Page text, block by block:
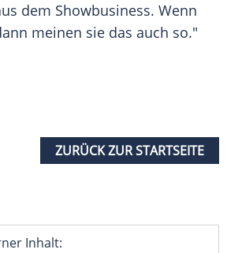
dem Showbusiness. Wenn
meinen sie das auch so."
ZURÜCK ZUR STARTSEITE
Inhalt: